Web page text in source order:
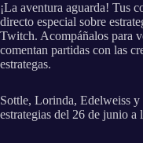
¡La aventura aguarda! Tus
directo especial sobre
Twitch. Acompáñalos para
comentan partidas con las
estrategas.
Sottle, Lorinda, Edelweiss y
estrategias del 26 de junio